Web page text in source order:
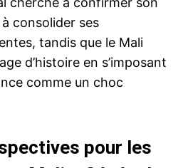
consolider ses
tandis que le Mali
d’histoire en s’imposant
comme un choc
pour les